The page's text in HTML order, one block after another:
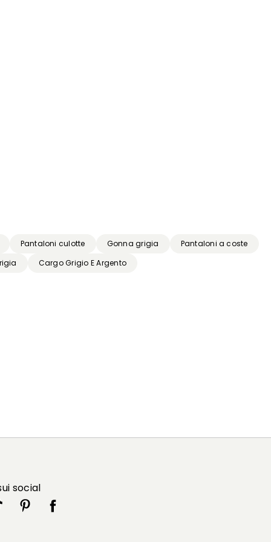
Pantaloni culotte Gonna grigia
Pantaloni a coste
Cargo Grigio E Argento
social